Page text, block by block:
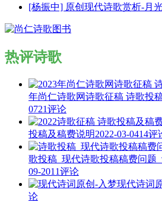
[杨振中] 原创现代诗歌赏析-月
热评诗歌
年尚仁诗歌网诗歌征稿 诗歌投
0721评论
投稿及稿费说明2022-03-0414评
歌投稿_现代诗歌投稿稿费问题
09-2011评论
现代诗词
论